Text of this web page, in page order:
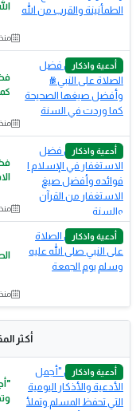
منذ 4 أيام
أدعية واذكار
منذ 6 أيام
أدعية واذكار
أدعية واذكار
أكثر
أدعية واذكار